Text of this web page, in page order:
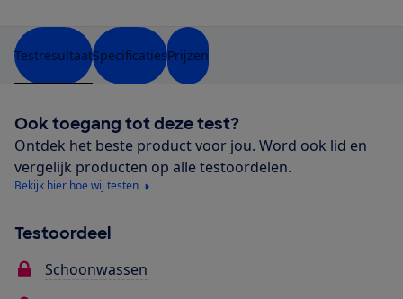
TestresultaatSpecificatiesPrijzen
Ook toegang tot deze test?
Ontdek het beste product voor jou. Word ook lid en
vergelijk producten op alle testoordelen.
Bekijk hier hoe wij testen
Testoordeel
Schoonwassen